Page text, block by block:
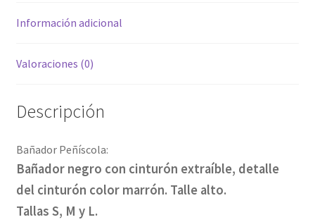
Información adicional
Valoraciones (0)
Descripción
Bañador Peñíscola:
Bañador negro con cinturón extraíble, detalle
del cinturón color marrón. Talle alto.
Tallas S, M y L.